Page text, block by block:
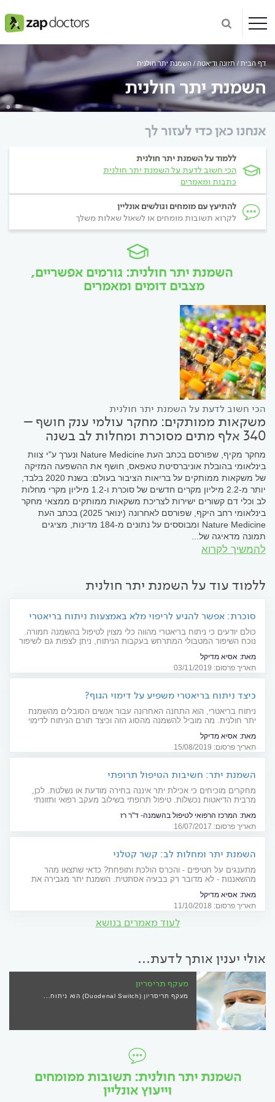
דף הבית תזונה ודיאטה השמנת יתר חולנית
השמנת יתר חולנית
אנחנו כאן כדי לעזור לך
ללמוד על השמנת יתר חולנית
הכי חשוב לדעת על השמנת יתר חולנית
כתבות ומאמרים
להתיעץ עם מומחים וגולשים אונליין
לקרוא תשובות מומחים או לשאול שאלות משלך
השמנת יתר חולנית: גורמים אפשריים,
מצבים דומים ומאמרים
הכי חשוב לדעת על השמנת יתר חולנית
משקאות ממותקים: מחקר עולמי ענק חושף –
340 אלף מתים מסוכרת ומחלות לב בשנה
מחקר מקיף, שפורסם בכתב העת Nature Medicine ונערך ע"י צוות
בינלאומי בהובלת אוניברסיטת טאפאס, חושף את ההשפעה המזיקה
של משקאות ממותקים על בריאות הציבור בעולם: בשנת 2020 בלבד,
יותר מ-2.2 מיליון מקרים חדשים של סוכרת ו-1.2 מיליון מקרי מחלות
לב וכלי דם קשורים ישירות לצריכת משקאות ממותקים ממצאי מחקר
בינלאומי רחב היקף, שפורסם לאחרונה (ינואר 2025) בכתב העת
Nature Medicine ומבוססים על נתונים מ-184 מדינות, מציגים
תמונה מדאיגה של...
להמשיך לקרוא
ללמוד עוד על השמנת יתר חולנית
סוכרת: אפשר להגיע לריפוי מלא באמצעות ניתוח בריאטרי
כולם יודעים כי ניתוח בריאטרי מהווה כלי מצוין לטיפול בהשמנה חמורה.
נוכח השיפור המטבולי המתרחש בעקבות הניתוח, ניתן לצפות גם לשיפור
מאת: אסיא מדיקל
תאריך פרסום: 03/11/2019
כיצד ניתוח בריאטרי משפיע על דימוי הגוף?
ניתוח בריאטרי, הוא התחנה האחרונה עבור אנשים הסובלים מהשמנת
יתר חולנית. מה מוביל להשמנה מהסוג הזה וכיצד תורם הניתוח לדימוי
מאת: אסיא מדיקל
תאריך פרסום: 15/08/2019
השמנת יתר: חשיבות הטיפול תרופתי
מחקרים מוכיחים כי אכילת יתר איננה בחירה מודעת או נשלטת. לכן,
מרבית הדיאטות נכשלות. טיפול תרופתי בשילוב מעקב רפואי ותזונתי
מאת: המרכז הרפואי לטיפול בהשמנה- ד"ר רז
תאריך פרסום: 16/07/2017
השמנת יתר ומחלות לב: קשר קטלני
מתענגים על חטיפים - והכרס הולכת ותופחת? כדאי שתצאו מהר
מהשאננות - לא מדובר רק בבעיה אסתטית. השמנת יתר מגבירה את
לפיתוח מחלת לב. סקירה מיוחדת לרגל יום המודעות העולמי להשמנה
מאת: אסיא מדיקל
תאריך פרסום: 11/10/2018
לעוד מאמרים בנושא
אולי יענין אותך לדעת...
מעקף תריסריון
מעקף תריסריון (Duodenal Switch) הוא ניתוח...
השמנת יתר חולנית: תשובות ממומחים
וייעוץ אונליין